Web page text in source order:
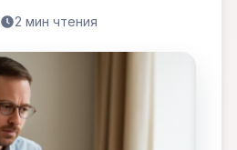
2 мин чтения